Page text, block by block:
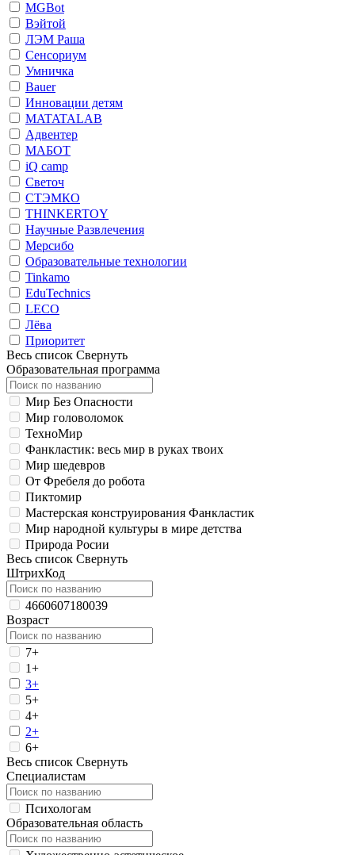
MGBot
Вэйтой
ЛЭМ Раша
Сенсориум
Умничка
Bauer
Инновации детям
MATATALAB
Адвентер
МАБОТ
iQ camp
Светоч
СТЭМКО
THINKERTOY
Научные Развлечения
Мерсибо
Образовательные технологии
Tinkamo
EduTechnics
LECO
Лёва
Приоритет
Весь список Свернуть
Образовательная программа
Мир Без Опасности
Мир головоломок
ТехноМир
Фанкластик: весь мир в руках твоих
Мир шедевров
От Фребеля до робота
Пиктомир
Мастерская конструирования Фанкластик
Мир народной культуры в мире детства
Природа Росии
Весь список Свернуть
ШтрихКод
4660607180039
Возраст
7+
1+
3+
5+
4+
2+
6+
Весь список Свернуть
Специалистам
Психологам
Образовательная область